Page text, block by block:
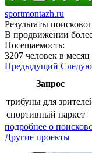
sportmontazh.ru
Результаты
В продвижении
Посещаемость:
3207 человек в месяц
Предыдущий
Запрос
трибуны для
спортивный паркет
подробнее о
Другие проекты